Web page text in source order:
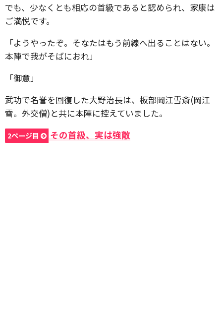
でも、少なくとも相応の首級であると認められ、家康は
ご満悦です。
「ようやったぞ。そなたはもう前線へ出ることはない。
本陣で我がそばにおれ」
「御意」
武功で名誉を回復した大野治長は、板部岡江雪斎(岡江
雪。外交僧)と共に本陣に控えていました。
2ページ目 その首級、実は強敵